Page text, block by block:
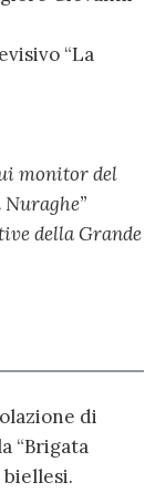
“La
monitor del
della Grande
di
“Brigata
biellesi.